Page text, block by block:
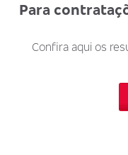
Para
Confira aqui os